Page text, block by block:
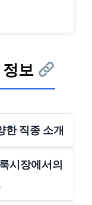
보
한 직종 소개
시장에서의